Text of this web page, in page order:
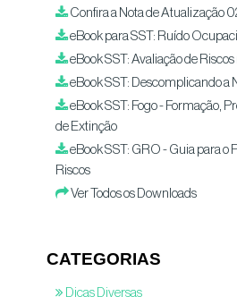
Confira a Nota de Atualização
eBook para SST: Ruído
eBook SST: Avaliação de Riscos
eBook SST: Descomplicando a
eBook SST: Fogo - Formação,
de Extinção
eBook SST: GRO - Guia para o
Riscos
Ver Todos os Downloads
CATEGORIAS
Dicas Diversas